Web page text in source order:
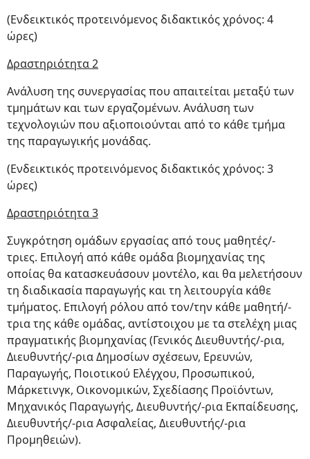
(Ενδεικτικός προτεινόμενος διδακτικός χρόνος: 4
ώρες)
Δραστηριότητα 2
Ανάλυση της συνεργασίας που απαιτείται μεταξύ των
τμημάτων και των εργαζομένων. Ανάλυση των
τεχνολογιών που αξιοποιούνται από το κάθε τμήμα
της παραγωγικής μονάδας.
(Ενδεικτικός προτεινόμενος διδακτικός χρόνος: 3
ώρες)
Δραστηριότητα 3
Συγκρότηση ομάδων εργασίας από τους μαθητές/-
τριες. Επιλογή από κάθε ομάδα βιομηχανίας της
οποίας θα κατασκευάσουν μοντέλο, και θα μελετήσουν
τη διαδικασία παραγωγής και τη λειτουργία κάθε
τμήματος. Επιλογή ρόλου από τον/την κάθε μαθητή/-
τρια της κάθε ομάδας, αντίστοιχου με τα στελέχη μιας
πραγματικής βιομηχανίας (Γενικός Διευθυντής/-ρια,
Διευθυντής/-ρια Δημοσίων σχέσεων, Ερευνών,
Παραγωγής, Ποιοτικού Ελέγχου, Προσωπικού,
Μάρκετινγκ, Οικονομικών, Σχεδίασης Προϊόντων,
Μηχανικός Παραγωγής, Διευθυντής/-ρια Εκπαίδευσης,
Διευθυντής/-ρια Ασφαλείας, Διευθυντής/-ρια
Προμηθειών).